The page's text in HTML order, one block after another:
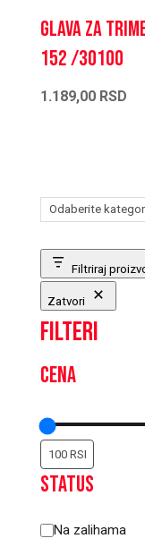
Glava za
152 /30100
1.189,00 RSD
Odaberite
Filtriraj
Zatvori
Filteri
Cena
Status
Status
Na zalihama